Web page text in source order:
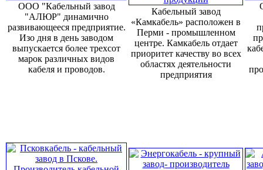
ООО "Кабельный завод
"АЛЮР" динамично
развивающееся предприятие.
Изо дня в день заводом
выпускается более трехсот
марок различных видов
кабеля и проводов.
Кабельный завод
«Камкабель» расположен в
Перми - промышленном
центре. Камкабель отдает
приоритет качеству во всех
областях деятельности
предприятия